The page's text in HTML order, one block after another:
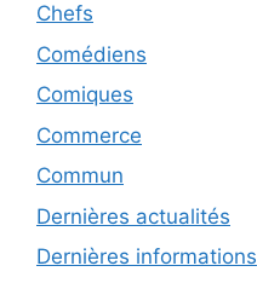
Chefs
Comédiens
Comiques
Commerce
Commun
Dernières actualités
Dernières informations